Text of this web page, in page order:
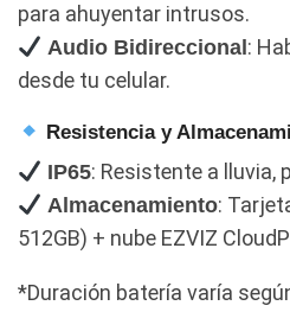
para ahuyentar intrusos.
Audio Bidireccional :
desde tu celular.
Resistencia y
IP65: Resistente a lluvia,
Almacenamiento:
512GB) + nube EZVIZ
*Duración batería varía